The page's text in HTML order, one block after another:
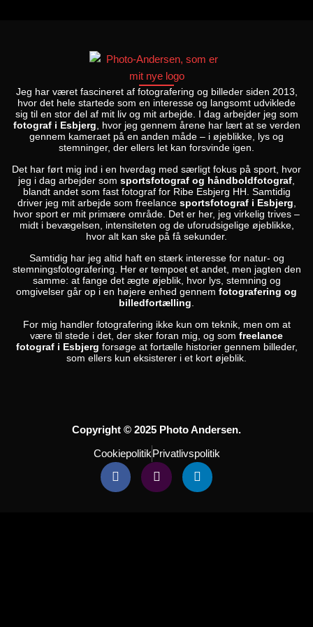
Jeg har været fascineret af fotografering og billeder siden 2013,
hvor det hele startede som en interesse og langsomt udviklede
sig til en stor del af mit liv og mit arbejde. I dag arbejder jeg som
fotograf i Esbjerg , hvor jeg gennem årene har lært at se verden
gennem kameraet på en anden måde – i øjeblikke, lys og
stemninger, der ellers let kan forsvinde igen.
Det har ført mig ind i en hverdag med særligt fokus på sport, hvor
jeg i dag arbejder som sportsfotograf og håndboldfotograf
blandt andet som fast fotograf for Ribe Esbjerg HH. Samtidig
driver jeg mit arbejde som freelance sportsfotograf i Esbjerg
hvor sport er mit primære område. Det er her, jeg virkelig trives –
midt i bevægelsen, intensiteten og de uforudsigelige øjeblikke,
hvor alt kan ske på få sekunder.
Samtidig har jeg altid haft en stærk interesse for natur- og
stemningsfotografering. Her er tempoet et andet, men jagten den
samme: at fange det ægte øjeblik, hvor lys, stemning og
omgivelser går op i en højere enhed gennem fotografering og
billedfortælling
For mig handler fotografering ikke kun om teknik, men om at
være til stede i det, der sker foran mig, og som freelance
fotograf i Esbjerg forsøge at fortælle historier gennem billeder,
som ellers kun eksisterer i et kort øjeblik.
Copyright © 2025 Photo Andersen.
Cookiepolitik Privatlivspolitik
Facebook-
f
InstagramLinkedin